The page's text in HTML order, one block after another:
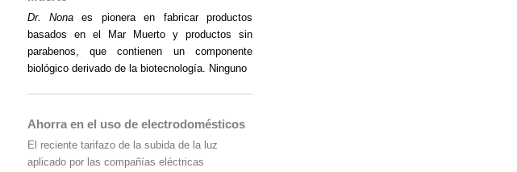
Dr. Nona es pionera en fabricar productos
basados en el Mar Muerto y productos sin
parabenos, que contienen un componente
biológico derivado de la biotecnología. Ninguno
Ahorra en el uso de electrodomésticos
El reciente tarifazo de la subida de la luz
aplicado por las compañías eléctricas